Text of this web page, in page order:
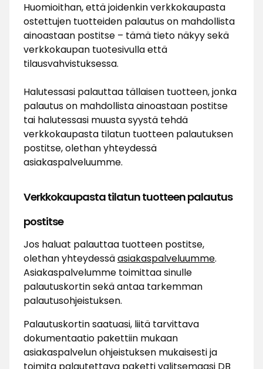
Huomioithan, että joidenkin verkkokaupasta
ostettujen tuotteiden palautus on mahdollista
ainoastaan postitse – tämä tieto näkyy sekä
verkkokaupan tuotesivulla että
tilausvahvistuksessa.
Halutessasi palauttaa tällaisen tuotteen, jonka
palautus on mahdollista ainoastaan postitse
tai halutessasi muusta syystä tehdä
verkkokaupasta tilatun tuotteen palautuksen
postitse, olethan yhteydessä
asiakaspalveluumme.
Verkkokaupasta tilatun tuotteen palautus
postitse
Jos haluat palauttaa tuotteen postitse,
olethan yhteydessäasiakaspalveluumme.
Asiakaspalvelumme toimittaa sinulle
palautuskortin sekä antaa tarkemman
palautusohjeistuksen.
Palautuskortin saatuasi, liitä tarvittava
dokumentaatio pakettiin mukaan
asiakaspalvelun ohjeistuksen mukaisesti ja